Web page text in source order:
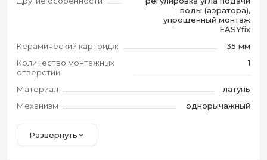
воды (аэратора),
упрощенный монтаж
EASYfix
Керамический картридж
35 мм
Количество монтажных
отверстий
1
Материал
латунь
Механизм
однорычажный
Развернуть